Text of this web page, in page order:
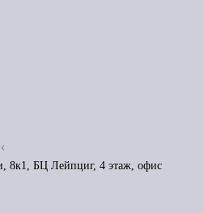
8к1, БЦ Лейпциг, 4 этаж, офис